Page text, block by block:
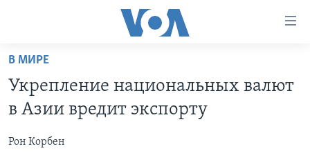
Перейти
основной
контент
ПРОГРАММЫ
НОВОСТИ ЗА МИНУТУ
УЧИМ АНГЛИЙСКИЙ
ЭКСПЕРТИЗА
В МИРЕ
Укрепление национальных валют
в Азии вредит экспорту
Рон Корбен